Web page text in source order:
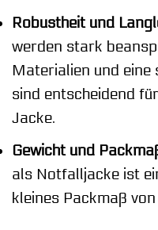
Robustheit und
werden stark
Materialien und
sind entscheidend
Jacke.
Gewicht und
als Notfalljacke ist
kleines Packmaß